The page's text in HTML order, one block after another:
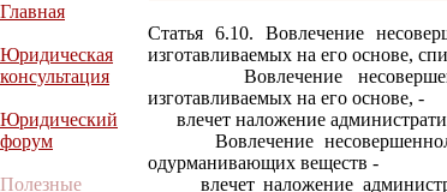
Главная
Юридическая
консультация
Юридический
форум
Полезные
Статья 6.10. Вовлечение
изготавливаемых на его основе,
Вовлечение
изготавливаемых на его основе, -
влечет наложение
Вовлечение
одурманивающих веществ -
влечет наложение